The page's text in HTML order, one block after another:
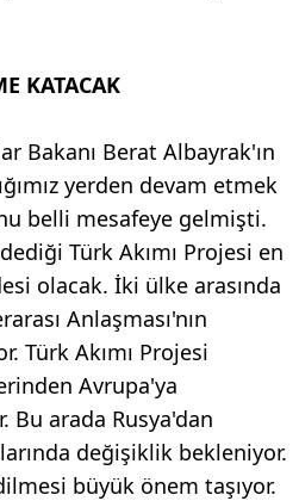
KATACAK
Bakanı Berat Albayrak'ın
yerden devam etmek
belli mesafeye gelmişti.
Türk Akımı Projesi en
olacak. İki ülke arasında
Anlaşması'nın
Türk Akımı Projesi
Avrupa'ya
Bu arada Rusya'dan
değişiklik bekleniyor.
büyük önem taşıyor.